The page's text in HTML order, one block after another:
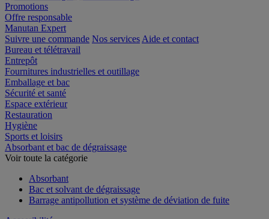
Promotions
Offre responsable
Manutan Expert
Suivre une commande Nos services Aide et contact
Bureau et télétravail
Entrepôt
Fournitures industrielles et outillage
Emballage et bac
Sécurité et santé
Espace extérieur
Restauration
Hygiène
Sports et loisirs
Absorbant et bac de dégraissage
Voir toute la catégorie
Absorbant
Bac et solvant de dégraissage
Barrage antipollution et système de déviation de fuite